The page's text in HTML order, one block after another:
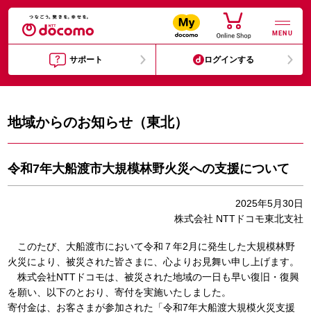
MENU
サポート ログインする
地域からのお知らせ（東北）
令和7年大船渡市大規模林野火災への支援について
2025年5月30日
株式会社 NTTドコモ東北支社
このたび、大船渡市において令和７年2月に発生した大規模林野
火災により、被災された皆さまに、心よりお見舞い申し上げます。
株式会社NTTドコモは、被災された地域の一日も早い復旧・復興
を願い、以下のとおり、寄付を実施いたしました。
寄付金は、お客さまが参加された「令和7年大船渡大規模火災支援